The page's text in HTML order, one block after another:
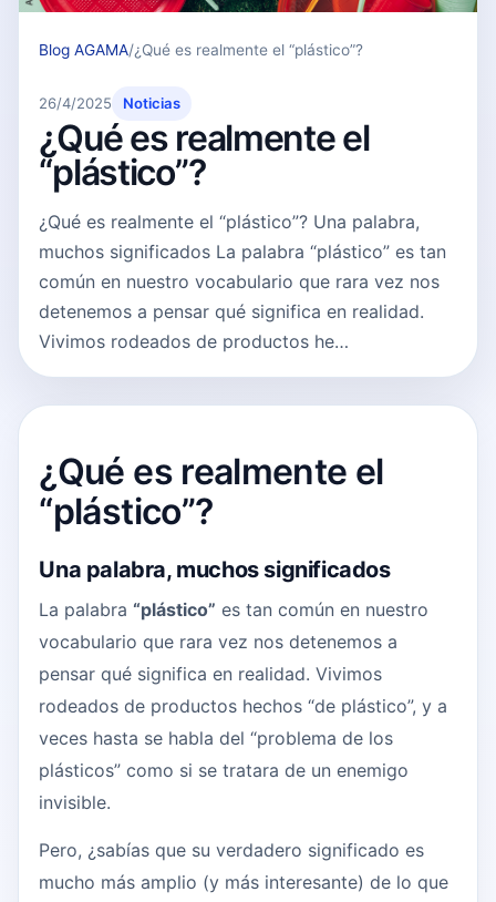
Blog AGAMA/¿Qué es realmente el “plástico”?
26/4/2025 Noticias
¿Qué es realmente el
“plástico”?
¿Qué es realmente el “plástico”? Una palabra,
muchos significados La palabra “plástico” es tan
común en nuestro vocabulario que rara vez nos
detenemos a pensar qué significa en realidad.
Vivimos rodeados de productos he…
¿Qué es realmente el
“plástico”?
Una palabra, muchos significados
La palabra “plástico” es tan común en nuestro
vocabulario que rara vez nos detenemos a
pensar qué significa en realidad. Vivimos
rodeados de productos hechos “de plástico”, y a
veces hasta se habla del “problema de los
plásticos” como si se tratara de un enemigo
invisible.
Pero, ¿sabías que su verdadero significado es
mucho más amplio (y más interesante) de lo que